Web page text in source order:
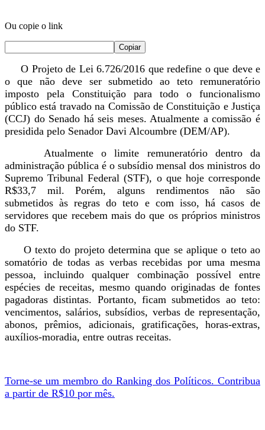
Ou copie o link
Copiar
O Projeto de Lei 6.726/2016 que redefine o que deve e
o que não deve ser submetido ao teto remuneratório
imposto pela Constituição para todo o funcionalismo
público está travado na Comissão de Constituição e Justiça
(CCJ) do Senado há seis meses. Atualmente a comissão é
presidida pelo Senador Davi Alcoumbre (DEM/AP).
Atualmente o limite remuneratório dentro da
administração pública é o subsídio mensal dos ministros do
Supremo Tribunal Federal (STF), o que hoje corresponde
R$33,7 mil. Porém, alguns rendimentos não são
submetidos às regras do teto e com isso, há casos de
servidores que recebem mais do que os próprios ministros
do STF.
O texto do projeto determina que se aplique o teto ao
somatório de todas as verbas recebidas por uma mesma
pessoa, incluindo qualquer combinação possível entre
espécies de receitas, mesmo quando originadas de fontes
pagadoras distintas. Portanto, ficam submetidos ao teto:
vencimentos, salários, subsídios, verbas de representação,
abonos, prêmios, adicionais, gratificações, horas-extras,
auxílios-moradia, entre outras receitas.
Torne-se um membro do Ranking dos Políticos. Contribua
a partir de R$10 por mês.